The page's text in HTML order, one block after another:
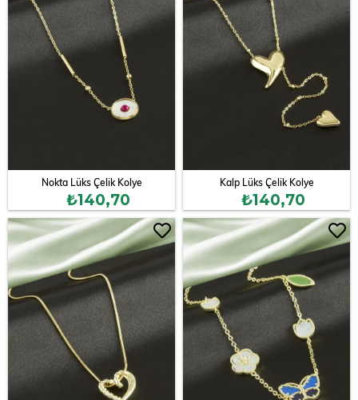
Nokta Lüks Çelik Kolye
₺140,70
Kalp Lüks Çelik Kolye
₺140,70